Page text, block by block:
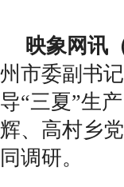
映象网讯
州市委副书
导“三夏”生
辉、高村乡
同调研。